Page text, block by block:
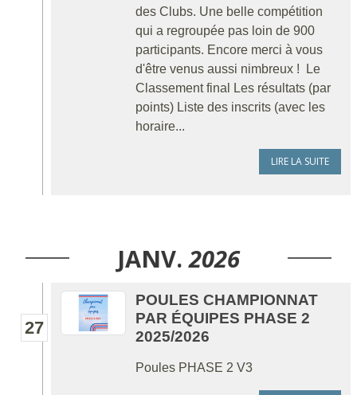
des Clubs. Une belle compétition
qui a regroupée pas loin de 900
participants. Encore merci à vous
d'être venus aussi nimbreux ! Le
Classement final Les résultats (par
points) Liste des inscrits (avec les
horaire...
LIRE LA SUITE
JANV. 2026
27
POULES CHAMPIONNAT
PAR ÉQUIPES PHASE 2
2025/2026
Poules PHASE 2 V3